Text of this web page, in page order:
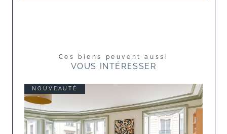
Ces biens peuvent aussi
VOUS INTÉRESSER
NOUVEAUTÉ